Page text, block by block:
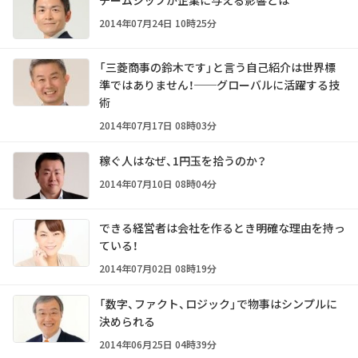
2014年07月24日 10時25分
「三菱商事の鈴木です」と言う自己紹介は世界標
準ではありません！──グローバルに活躍する技
術
2014年07月17日 08時03分
稼ぐ人はなぜ、1円玉を拾うのか？
2014年07月10日 08時04分
できる経営者は会社を作るとき明確な理由を持っ
ている！
2014年07月02日 08時19分
「数字、ファクト、ロジック」で物事はシンプルに
決められる
2014年06月25日 04時39分